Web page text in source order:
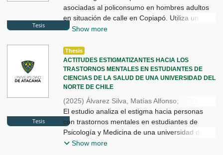
Tesis
Brizuela Gallo, Pablo
asociadas al policonsumo en hombres adultos
en situación de calle en Copiapó. Utiliza un
diseño cualitativo descriptivo-interpretativo, con
muestreo intencional. El anális
Show more
Tesis
Thesis
ACTITUDES ESTIGMATIZANTES HACIA LOS
TRASTORNOS MENTALES EN ESTUDIANTES DE
CIENCIAS DE LA SALUD DE UNA UNIVERSIDAD DEL
NORTE DE CHILE
(2025) Álvarez Silva, Matías Alfonso;
Ponce Sierra, Giovanna Mayerlin;
Vega Álvarez, Alejandra
El estudio analiza el estigma hacia personas
con trastornos mentales en estudiantes de
Psicología y Medicina de una universidad del
norte de Chile. Utiliza un diseño cuantitativo, no
Show more